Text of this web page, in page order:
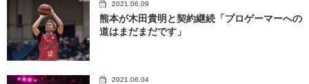
2021.06.09
熊本が木田貴明と契約継続「プロゲーマーへの
道はまだまだです」
2021.06.04